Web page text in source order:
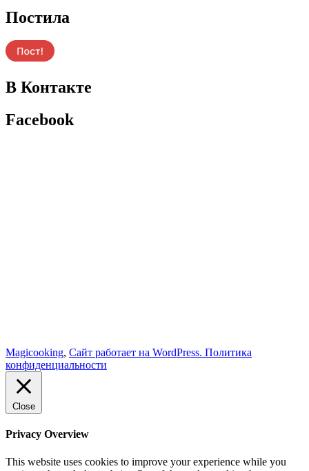
Постила
В Контакте
Facebook
Magicooking, Сайт работает на WordPress. Политика
конфиденциальности
Close
Privacy Overview
This website uses cookies to improve your experience while you